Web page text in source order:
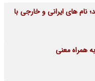
های ایرانی و خارجی با
همراه معنی